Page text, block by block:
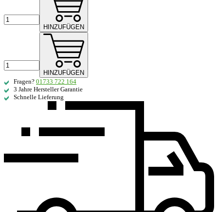
HINZUFÜGEN
HINZUFÜGEN
Fragen? 01733 722 164
3 Jahre Hersteller Garantie
Schnelle Lieferung